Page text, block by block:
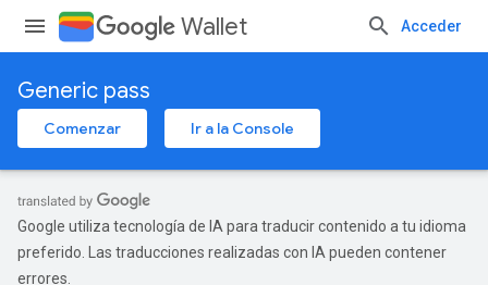
Wallet Acceder
Generic pass
Comenzar Ir a la Console
Google utiliza tecnología de IA para traducir contenido a tu idioma
preferido. Las traducciones realizadas con IA pueden contener
errores.